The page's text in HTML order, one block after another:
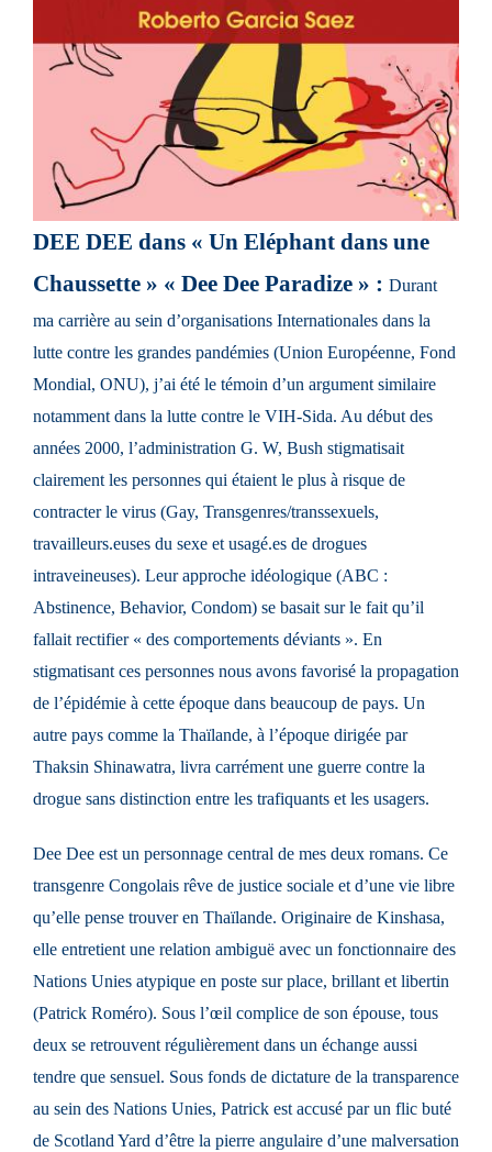
DEE DEE dans « Un Eléphant dans une
Chaussette » « Dee Dee Paradize » : Durant
ma carrière au sein d’organisations Internationales dans la
lutte contre les grandes pandémies (Union Européenne, Fond
Mondial, ONU), j’ai été le témoin d’un argument similaire
notamment dans la lutte contre le VIH-Sida. Au début des
années 2000, l’administration G. W, Bush stigmatisait
clairement les personnes qui étaient le plus à risque de
contracter le virus (Gay, Transgenres/transsexuels,
travailleurs.euses du sexe et usagé.es de drogues
intraveineuses). Leur approche idéologique (ABC :
Abstinence, Behavior, Condom) se basait sur le fait qu’il
fallait rectifier « des comportements déviants ». En
stigmatisant ces personnes nous avons favorisé la propagation
de l’épidémie à cette époque dans beaucoup de pays. Un
autre pays comme la Thaïlande, à l’époque dirigée par
Thaksin Shinawatra, livra carrément une guerre contre la
drogue sans distinction entre les trafiquants et les usagers.
Dee Dee est un personnage central de mes deux romans. Ce
transgenre Congolais rêve de justice sociale et d’une vie libre
qu’elle pense trouver en Thaïlande. Originaire de Kinshasa,
elle entretient une relation ambiguë avec un fonctionnaire des
Nations Unies atypique en poste sur place, brillant et libertin
(Patrick Roméro). Sous l’œil complice de son épouse, tous
deux se retrouvent régulièrement dans un échange aussi
tendre que sensuel. Sous fonds de dictature de la transparence
au sein des Nations Unies, Patrick est accusé par un flic buté
de Scotland Yard d’être la pierre angulaire d’une malversation